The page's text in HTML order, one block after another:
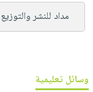
مداد للنشر والتوزيع
وسائل تعليمية